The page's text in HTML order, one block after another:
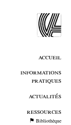
accueil
informations
pratiques
actualités
ressources
Bibliothèque